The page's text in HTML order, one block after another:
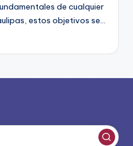
de cualquier
estos objetivos se…